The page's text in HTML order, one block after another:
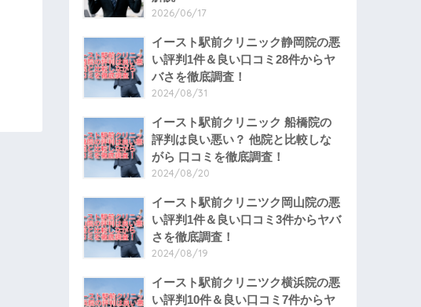
2026/06/17
イースト駅前クリニック静岡院の悪
い評判1件＆良い口コミ28件からヤ
バさを徹底調査！
2024/08/31
イースト駅前クリニック 船橋院の
評判は良い悪い？ 他院と比較しな
がら 口コミを徹底調査！
2024/08/20
イースト駅前クリニツク岡山院の悪
い評判1件＆良い口コミ3件からヤバ
さを徹底調査！
2024/08/19
イースト駅前クリニツク横浜院の悪
い評判10件＆良い口コミ7件からヤ